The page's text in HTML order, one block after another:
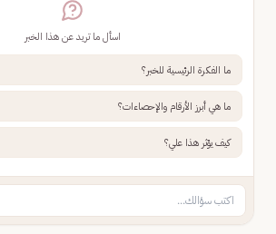
اسأل ما تريد عن هذا الخبر
ما الفكرة الرئيسية للخبر؟
ما هي أبرز الأرقام والإحصاءات؟
كيف يؤثر هذا علي؟